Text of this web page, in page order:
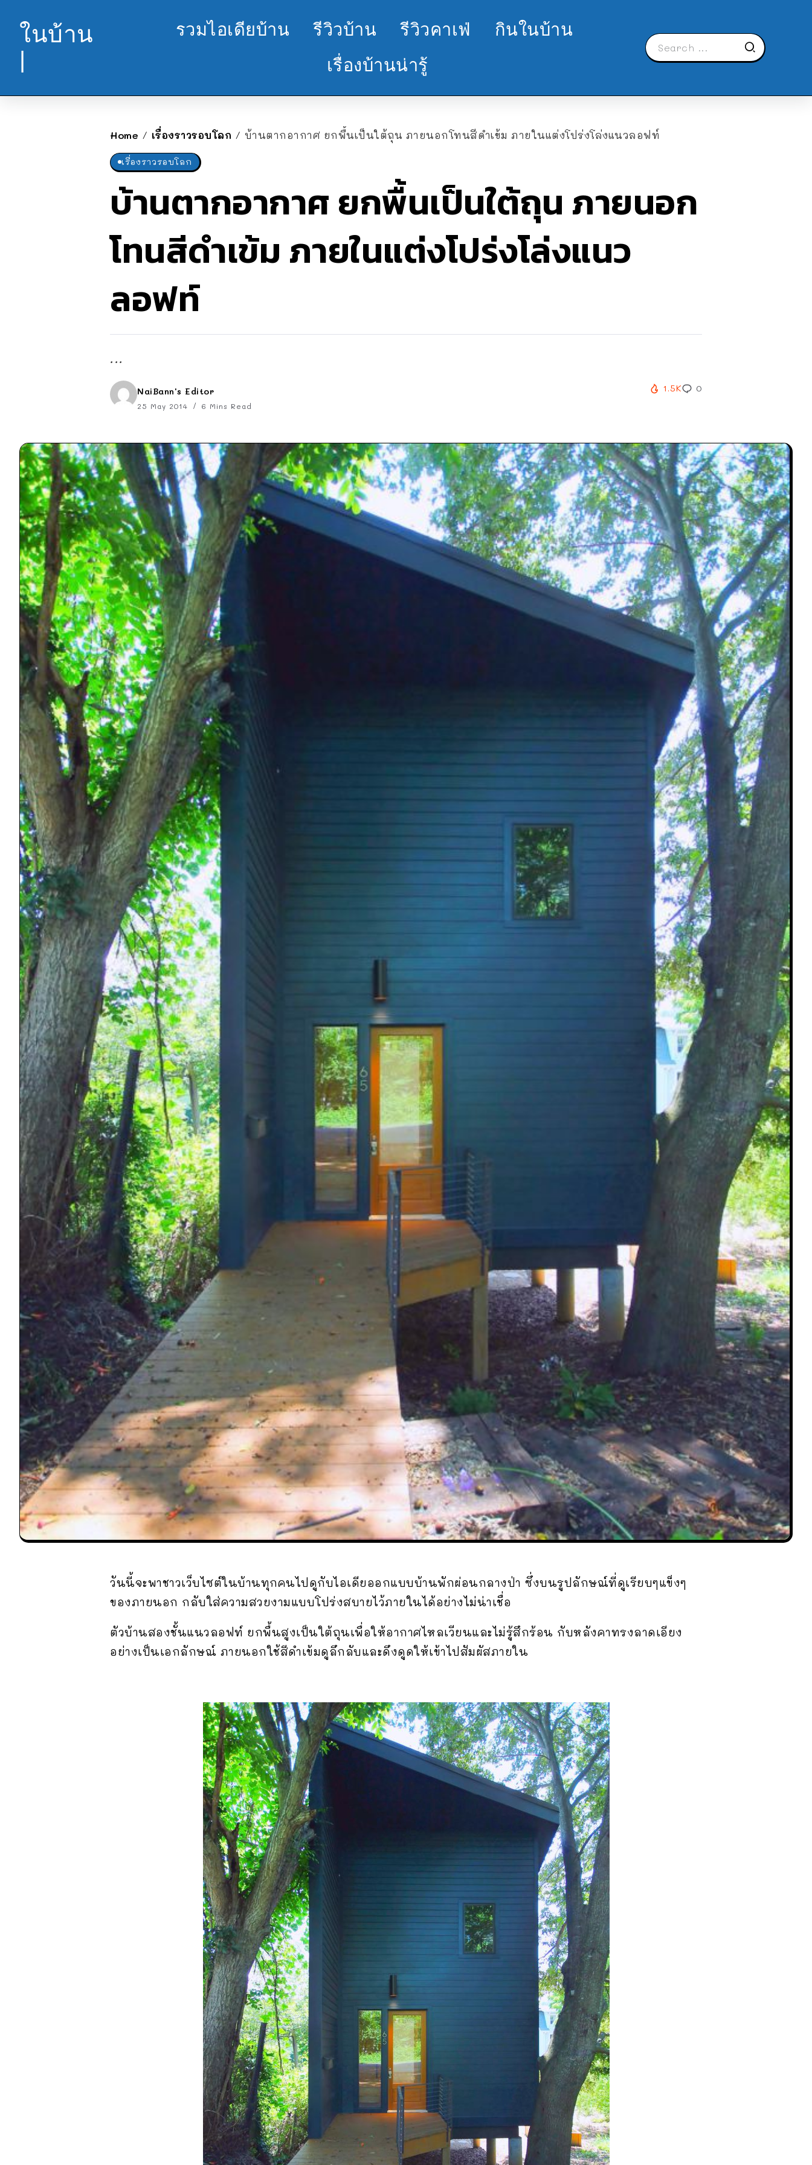
ในบ้าน
|
รวมไอเดียบ้าน รีวิวบ้าน รีวิวคาเฟ่
กินในบ้าน
เรื่องบ้านน่ารู้
Home / เรื่องราวรอบโลก / บ้านตากอากาศ ยกพื้นเป็นใต้ถุน ภายนอกโทนสีดำเข้ม ภายในแต่งโปร่งโล่งแนวลอฟท์
เรื่องราวรอบโลก
บ้านตากอากาศ ยกพื้นเป็นใต้ถุน ภายนอก
โทนสีดำเข้ม ภายในแต่งโปร่งโล่งแนว
ลอฟท์
...
NaiBann's Editor
25 May 2014 6 Mins Read
1.5K 0
วันนี้จะพาชาวเว็บไซต์ในบ้านทุกคนไปดูกับไอเดียออกแบบบ้านพักผ่อนกลางป่า ซึ่งบนรูปลักษณ์ที่ดูเรียบๆแข็งๆ
ของภายนอก กลับใส่ความสวยงามแบบโปร่งสบายไว้ภายในได้อย่างไม่น่าเชื่อ
ตัวบ้านสองชั้นแนวลอฟท์ ยกพื้นสูงเป็นใต้ถุนเพื่อให้อากาศไหลเวียนและไม่รู้สึกร้อน กับหลังคาทรงลาดเอียง
อย่างเป็นเอกลักษณ์ ภายนอกใช้สีดำเข้มดูลึกลับและดึงดูดให้เข้าไปสัมผัสภายใน